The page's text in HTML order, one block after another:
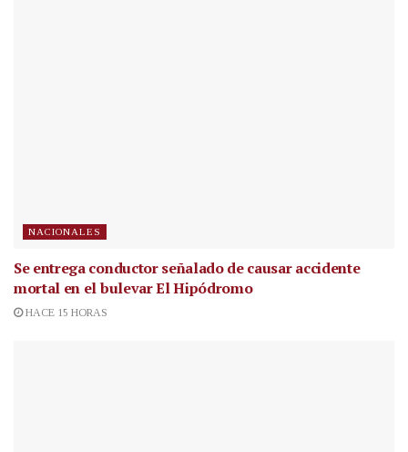
NACIONALES
Se entrega conductor señalado de causar accidente
mortal en el bulevar El Hipódromo
HACE 15 HORAS